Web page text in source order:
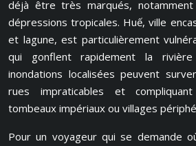
déjà être très marqués,
dépressions tropicales. Huế, ville
et lagune, est particulièrement
qui gonflent rapidement la
inondations localisées peuvent
rues impraticables et
tombeaux impériaux ou villages
Pour un voyageur qui se demande